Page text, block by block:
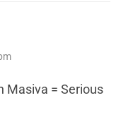
Masiva = Serious